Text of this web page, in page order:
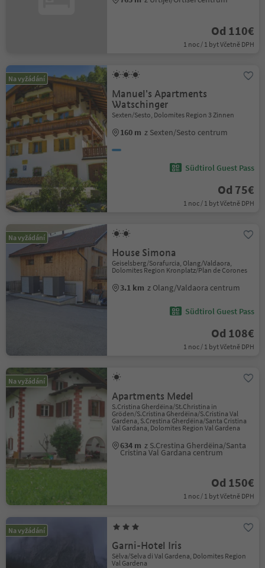
Od 110€
1 noc / 1 byt Včetně DPH
Na vyžádání
Manuel's Apartments
Watschinger
Sexten/Sesto, Dolomites Region 3 Zinnen
160 m z Sexten/Sesto centrum
Südtirol Guest Pass
Od 75€
1 noc / 1 byt Včetně DPH
Na vyžádání
House Simona
Geiselsberg/Sorafurcia, Olang/Valdaora,
Dolomites Region Kronplatz/Plan de Corones
3.1 km z Olang/Valdaora centrum
Südtirol Guest Pass
Od 108€
1 noc / 1 byt Včetně DPH
Na vyžádání
Apartments Medel
S.Cristina Gherdëina/St.Christina in
Gröden/S.Cristina Gherdëina/S.Cristina Val
Gardena, S.Crestina Gherdëina/Santa Cristina
Val Gardana, Dolomites Region Val Gardena
634 m z S.Crestina Gherdëina/Santa
Cristina Val Gardana centrum
Od 150€
1 noc / 1 byt Včetně DPH
Na vyžádání
Garni-Hotel Iris
Sëlva/Selva di Val Gardena, Dolomites Region
Val Gardena